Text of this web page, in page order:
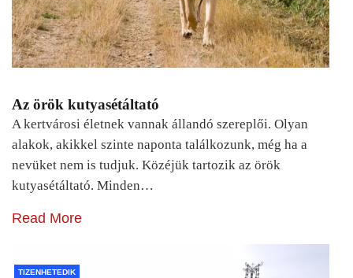
Az örök kutyasétáltató
A kertvárosi életnek vannak állandó szereplői. Olyan
alakok, akikkel szinte naponta találkozunk, még ha a
nevüket nem is tudjuk. Közéjük tartozik az örök
kutyasétáltató. Minden…
Read More
TIZENHETEDIK